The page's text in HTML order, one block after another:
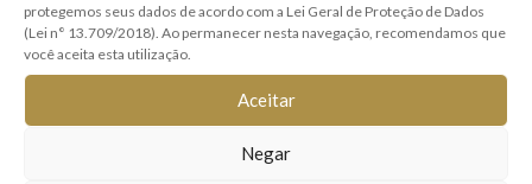
protegemos seus dados de acordo com a Lei Geral de Proteção de Dados
(Lei n° 13.709/2018). Ao permanecer nesta navegação, recomendamos que
você aceita esta utilização.
Aceitar
Negar
Lei Geral de Proteção de Dados(7)
Registro Civil(1)
(8)